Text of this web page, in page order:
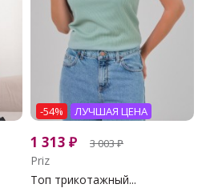
-54% ЛУЧШАЯ ЦЕНА
1 313 ₽ 3 003₽
Priz
Топ трикотажный...